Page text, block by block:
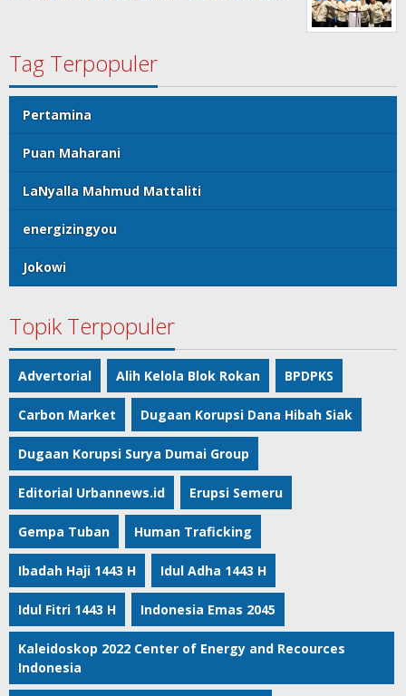
Tag Terpopuler
Pertamina
Puan Maharani
LaNyalla Mahmud Mattaliti
energizingyou
Jokowi
Topik Terpopuler
Advertorial Alih Kelola Blok Rokan BPDPKS
Carbon Market Dugaan Korupsi Dana Hibah Siak
Dugaan Korupsi Surya Dumai Group
Editorial Urbannews.id Erupsi Semeru
Gempa Tuban Human Traficking
Ibadah Haji 1443 H Idul Adha 1443 H
Idul Fitri 1443 H Indonesia Emas 2045
Kaleidoskop 2022 Center of Energy and Recources
Indonesia